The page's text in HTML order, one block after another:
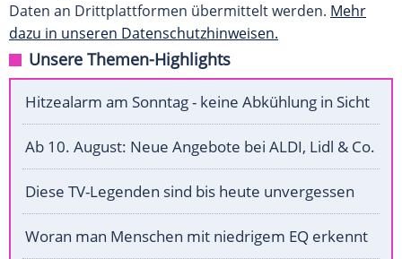
Daten an Drittplattformen übermittelt werden. Mehr
dazu in unseren Datenschutzhinweisen.
Unsere Themen-Highlights
Hitzealarm am Sonntag - keine Abkühlung in Sicht
Ab 10. August: Neue Angebote bei ALDI, Lidl & Co.
Diese TV-Legenden sind bis heute unvergessen
Woran man Menschen mit niedrigem EQ erkennt